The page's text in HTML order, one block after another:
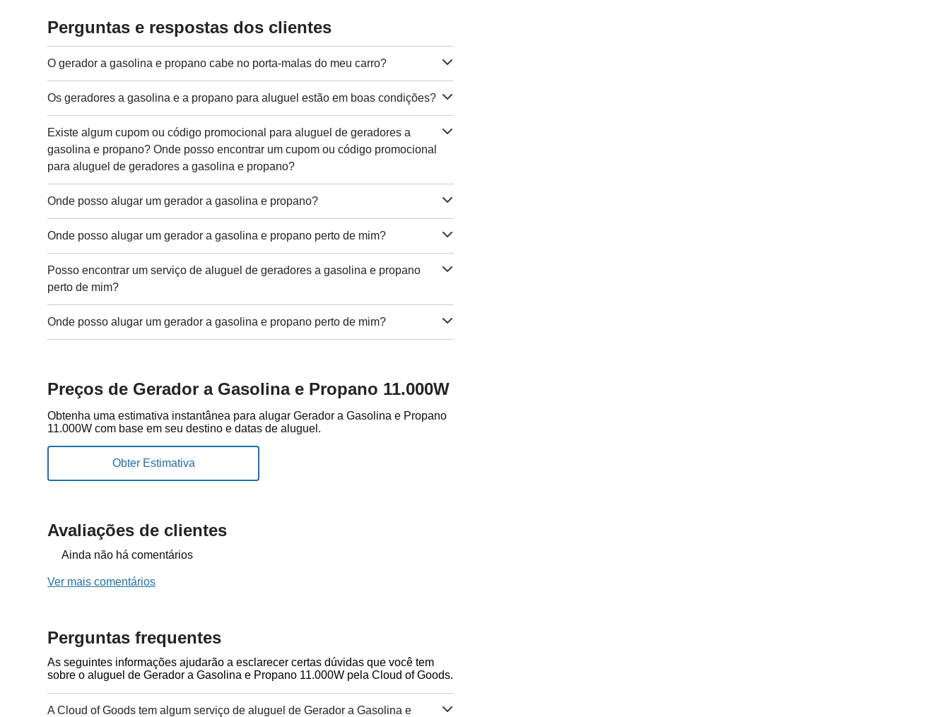
Perguntas e respostas dos clientes
O gerador a gasolina e propano cabe no porta-malas do meu carro?
Os geradores a gasolina e a propano para aluguel estão em boas condições?
Existe algum cupom ou código promocional para aluguel de geradores a
gasolina e propano? Onde posso encontrar um cupom ou código promocional
para aluguel de geradores a gasolina e propano?
Onde posso alugar um gerador a gasolina e propano?
Onde posso alugar um gerador a gasolina e propano perto de mim?
Posso encontrar um serviço de aluguel de geradores a gasolina e propano
perto de mim?
Onde posso alugar um gerador a gasolina e propano perto de mim?
Preços de Gerador a Gasolina e Propano 11.000W
Obtenha uma estimativa instantânea para alugar Gerador a Gasolina e Propano
11.000W com base em seu destino e datas de aluguel.
Avaliações de clientes
Ainda não há comentários
Ver mais comentários
Perguntas frequentes
As seguintes informações ajudarão a esclarecer certas dúvidas que você tem
sobre o aluguel de Gerador a Gasolina e Propano 11.000W pela Cloud of Goods.
A Cloud of Goods tem algum serviço de aluguel de Gerador a Gasolina e